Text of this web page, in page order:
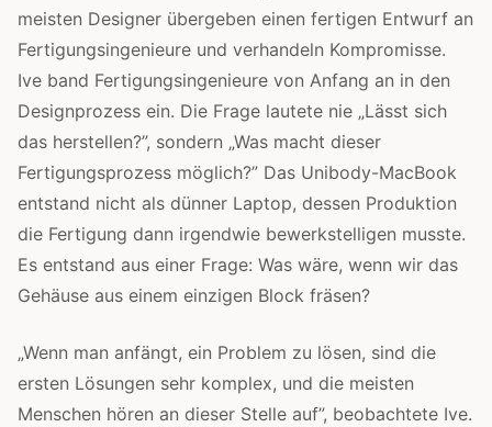
meisten Designer übergeben einen fertigen Entwurf an
Fertigungsingenieure und verhandeln Kompromisse.
Ive band Fertigungsingenieure von Anfang an in den
Designprozess ein. Die Frage lautete nie „Lässt sich
das herstellen?”, sondern „Was macht dieser
Fertigungsprozess möglich?” Das Unibody-MacBook
entstand nicht als dünner Laptop, dessen Produktion
die Fertigung dann irgendwie bewerkstelligen musste.
Es entstand aus einer Frage: Was wäre, wenn wir das
Gehäuse aus einem einzigen Block fräsen?
„Wenn man anfängt, ein Problem zu lösen, sind die
ersten Lösungen sehr komplex, und die meisten
Menschen hören an dieser Stelle auf”, beobachtete Ive.